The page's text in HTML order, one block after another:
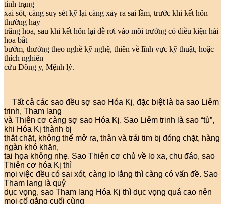
tình trạng
xai sót, càng suy sét kỹ lại càng xảy ra sai lầm, trước khi kết hôn
thường hay
trăng hoa, sau khi kết hôn lại dễ rơi vào môi trường có điều kiện hái
hoa bắt
bướm, thường theo nghề kỹ nghệ, thiên về lĩnh vực kỹ thuật, hoặc
thích nghiên
cứu Đông y, Mệnh lý.
Tất cả các sao đều sợ sao Hóa Kị, đặc biệt là ba sao Liêm
trinh, Tham lang
và Thiên cơ càng sợ sao Hóa Kị. Sao Liêm trinh là sao “tù”,
khi Hóa Kị thành bị
thắt chặt, không thể mở ra, thân và trái tim bị đóng chặt, hàng
ngàn khó khăn,
tai họa không nhẹ. Sao Thiên cơ chủ về lo xa, chu đáo, sao
Thiên cơ hóa Kị thì
mọi việc đều có sai xót, càng lo lắng thì càng có vấn đề. Sao
Tham lang là quỷ
dục vọng, sao Tham lang Hóa Kị thì dục vọng quá cao nên
mọi cố gắng cuối cùng